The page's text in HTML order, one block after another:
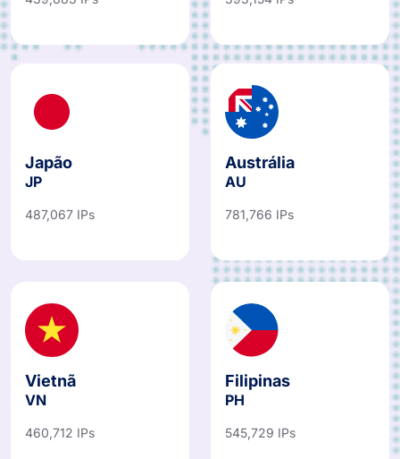
Japão
JP
487,067 IPs
Austrália
AU
781,766 IPs
Vietnã
VN
460,712 IPs
Filipinas
PH
545,729 IPs